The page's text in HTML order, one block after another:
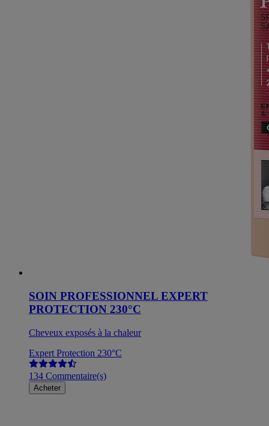
SOIN PROFESSIONNEL EXPERT
PROTECTION 230°C
Cheveux exposés à la chaleur
Expert Protection 230°C
134 Commentaire(s)
Acheter